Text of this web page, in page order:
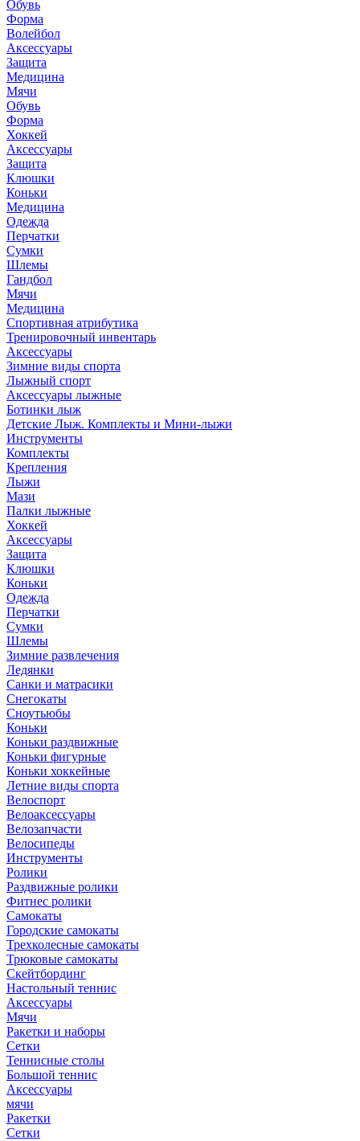
Обувь
Форма
Волейбол
Аксессуары
Защита
Медицина
Мячи
Обувь
Форма
Хоккей
Аксессуары
Защита
Клюшки
Коньки
Медицина
Одежда
Перчатки
Сумки
Шлемы
Гандбол
Мячи
Медицина
Спортивная атрибутика
Тренировочный инвентарь
Аксессуары
Зимние виды спорта
Лыжный спорт
Аксессуары лыжные
Ботинки лыж
Детские Лыж. Комплекты и Мини-лыжи
Инструменты
Комплекты
Крепления
Лыжи
Мази
Палки лыжные
Хоккей
Аксессуары
Защита
Клюшки
Коньки
Одежда
Перчатки
Сумки
Шлемы
Зимние развлечения
Ледянки
Санки и матрасики
Снегокаты
Сноутьюбы
Коньки
Коньки раздвижные
Коньки фигурные
Коньки хоккейные
Летние виды спорта
Велоспорт
Велоаксессуары
Велозапчасти
Велосипеды
Инструменты
Ролики
Раздвижные ролики
Фитнес ролики
Самокаты
Городские самокаты
Трехколесные самокаты
Трюковые самокаты
Скейтбординг
Настольный теннис
Аксессуары
Мячи
Ракетки и наборы
Сетки
Теннисные столы
Большой теннис
Аксессуары
мячи
Ракетки
Сетки